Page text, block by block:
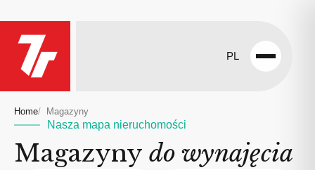
PL
Open
Home Magazyny
Nasza mapa nieruchomości
Magazyny do wynajęcia